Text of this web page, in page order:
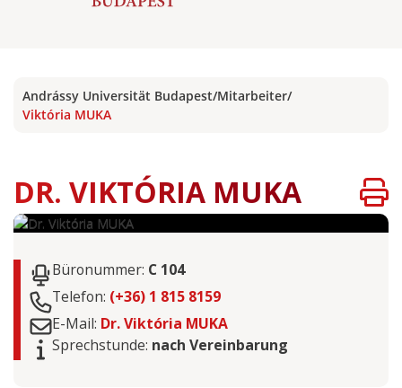
Andrássy Universität Budapest/Mitarbeiter/
Viktória MUKA
DR. VIKTÓRIA MUKA
Büronummer: C 104
Telefon: (+36) 1 815 8159
E-Mail: Dr. Viktória MUKA
Sprechstunde: nach Vereinbarung